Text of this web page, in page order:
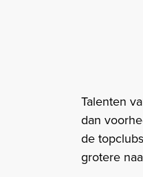
Talenten
dan
de
grotere